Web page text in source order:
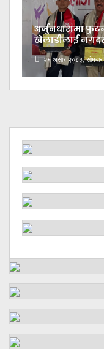
अर्जुनधारामा
खेलाडीलाई
२९ असार २०८३,